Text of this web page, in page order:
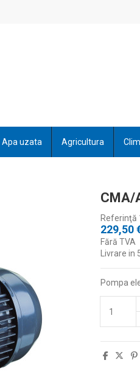
Apa uzata Agricultura
CMA/
Referinţă
229,50
Fără TVA
Livrare
Pompa